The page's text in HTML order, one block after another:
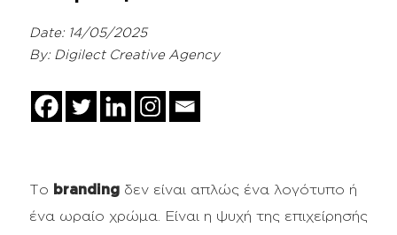
Date: 14/05/2025
By: Digilect Creative Agency
Το branding δεν είναι απλώς ένα λογότυπο ή
ένα ωραίο χρώμα. Είναι η ψυχή της επιχείρησής